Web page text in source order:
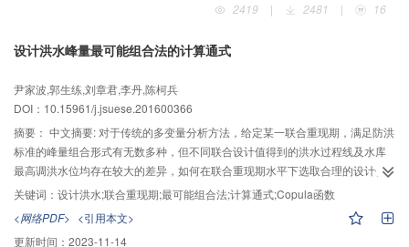
动量修正系数公式，分别确定其理论值为1.2、小浪底水库实测值为1.13，均为
[15]等水槽试验资料、2001-2005小浪底水库实测资料和模型试验资料验证，推
和1961-1962年三门峡水库实测资料进行了预测计算，结果表明，新的潜入条
件计算的潜入点水深与实测值更加接近，更符合实际。该成果可为多沙河流水
库调水调沙预案编制和水库异重流数学模拟提供技术支撑。
2419
| 2481 | 16
设计洪水峰量最可能组合法的计算通式
尹家波,郭生练,刘章君,李丹,陈柯兵
DOI：10.15961/j.jsuese.201600366
摘要： 中文摘要: 对于传统的多变量分析方法，给定某一联合重现期，满足防洪
标准的峰量组合形式有无数多种，但不同联合设计值得到的洪水过程线及水库
最高调洪水位均存在较大的差异，如何在联合重现期水平下选取合理的设计值
尤为关键。本文利用Copula函数建立洪峰与不同时段洪量的多变量联合分布，
采用OR重现期作为防洪标准，联合概率密度函数值作为洪水发生相对可能性的
度量指标；以满足防洪标准为约束条件，构建峰量最可能组合的通用模型，并
关键词： 设计洪水;联合重现期;最可能组合法;计算通式;Copula函数
<网络PDF> <引用本文>
更新时间： 2023-11-14